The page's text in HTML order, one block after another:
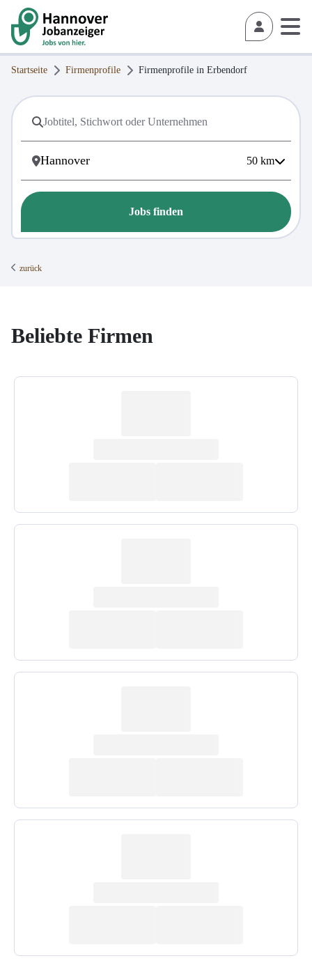
Startseite Firmenprofile Firmenprofile in Erbendorf
50 km
Jobs finden
zurück
Beliebte Firmen